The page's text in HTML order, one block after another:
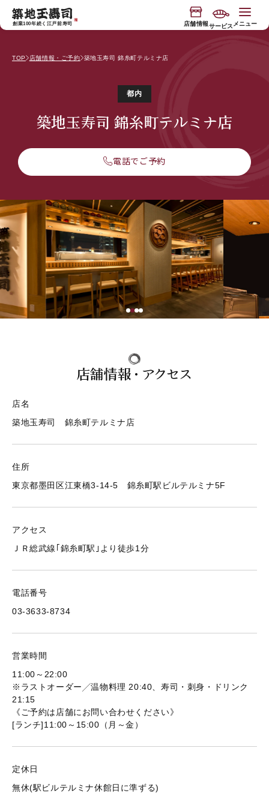
ンツに
進む
創業100年続く江戸前寿司 店舗情報サービス メニュー
寿司握り体験
"専属板前付き"おもてなしコース
バスツアー
食べ放題店
テイクアウト 取扱い店
玉寿司のブランド
サービス
お知らせ
JP EN
店舗情報・ご予約
TOP 店舗情報・ご予約 築地玉寿司 錦糸町テルミナ店
都内
築地玉寿司 錦糸町テルミナ店
電話でご予約
店舗情報・アクセス
店名
築地玉寿司 錦糸町テルミナ店
住所
東京都墨田区江東橋3-14-5 錦糸町駅ビルテルミナ5F
アクセス
ＪＲ総武線｢錦糸町駅｣より徒歩1分
電話番号
03-3633-8734
営業時間
11:00～22:00
※ラストオーダー╱温物料理 20:40、寿司・刺身・ドリンク
21:15
《ご予約は店舗にお問い合わせください》
[ランチ]11:00～15:00（月～金）
定休日
無休(駅ビルテルミナ休館日に準ずる)